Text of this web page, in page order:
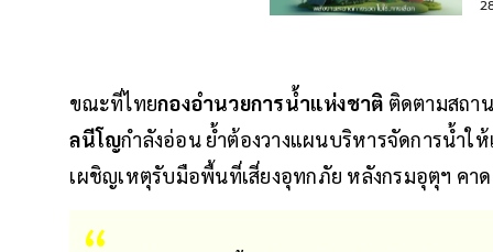
ขณะที่ไทยกองอำนวยการน้ำแห่งชาติ ติดตามสถา
ลนีโญกำลังอ่อน ย้ำต้องวางแผนบริหารจัดการน้ำ
เผชิญเหตุรับมือพื้นที่เสี่ยงอุทกภัย หลังกรมอุตุฯ คา